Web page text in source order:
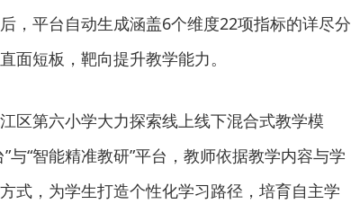
，平台自动生成涵盖6个维度22项指标的详尽分
面短板，靶向提升教学能力。
区第六小学大力探索线上线下混合式教学模
与“智能精准教研”平台，教师依据教学内容与学
式，为学生打造个性化学习路径，培育自主学